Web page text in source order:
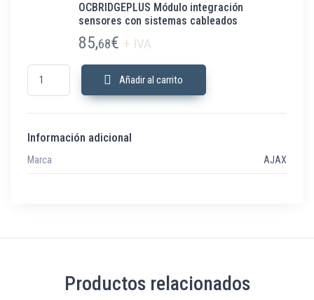
OCBRIDGEPLUS Módulo integración
sensores con sistemas cableados
85,68€ + IVA
OCBRIDGEPLUS Módulo integración sensores con sistemas cableados
Añadir al carrito
Información adicional
Marca AJAX
Productos relacionados